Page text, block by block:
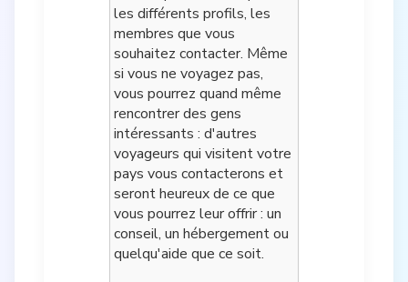
les différents profils, les
membres que vous
souhaitez contacter. Même
si vous ne voyagez pas,
vous pourrez quand même
rencontrer des gens
intéressants : d'autres
voyageurs qui visitent votre
pays vous contacterons et
seront heureux de ce que
vous pourrez leur offrir : un
conseil, un hébergement ou
quelqu'aide que ce soit.